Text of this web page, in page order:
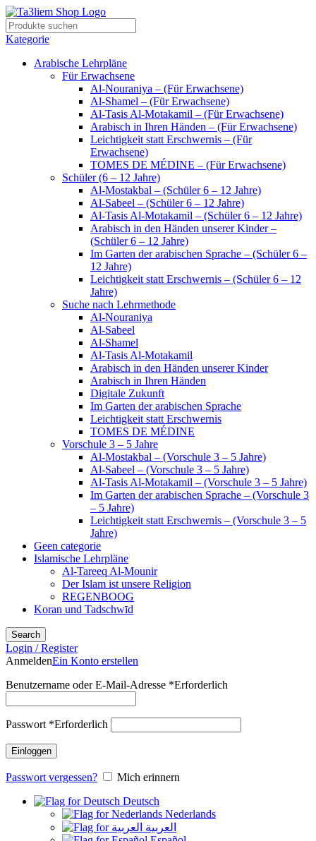
Kategorie
Arabische Lehrpläne
Für Erwachsene
Al-Nouraniya – (Für Erwachsene)
Al-Shamel – (Für Erwachsene)
Al-Tasis Al-Motakamil – (Für Erwachsene)
Arabisch in Ihren Händen – (Für Erwachsene)
Leichtigkeit statt Erschwernis – (Für
Erwachsene)
TOMES DE MÉDINE – (Für Erwachsene)
Schüler (6 – 12 Jahre)
Al-Mostakbal – (Schüler 6 – 12 Jahre)
Al-Sabeel – (Schüler 6 – 12 Jahre)
Al-Tasis Al-Motakamil – (Schüler 6 – 12 Jahre)
Arabisch in den Händen unserer Kinder –
(Schüler 6 – 12 Jahre)
Im Garten der arabischen Sprache – (Schüler 6 –
12 Jahre)
Leichtigkeit statt Erschwernis – (Schüler 6 – 12
Jahre)
Suche nach Lehrmethode
Al-Nouraniya
Al-Sabeel
Al-Shamel
Al-Tasis Al-Motakamil
Arabisch in den Händen unserer Kinder
Arabisch in Ihren Händen
Digitale Zukunft
Im Garten der arabischen Sprache
Leichtigkeit statt Erschwernis
TOMES DE MÉDINE
Vorschule 3 – 5 Jahre
Al-Mostakbal – (Vorschule 3 – 5 Jahre)
Al-Sabeel – (Vorschule 3 – 5 Jahre)
Al-Tasis Al-Motakamil – (Vorschule 3 – 5 Jahre)
Im Garten der arabischen Sprache – (Vorschule 3
– 5 Jahre)
Leichtigkeit statt Erschwernis – (Vorschule 3 – 5
Jahre)
Geen categorie
Islamische Lehrpläne
Al-Tareeq Al-Mounir
Der Islam ist unsere Religion
REGENBOOG
Koran und Tadschwīd
Search
Login / Register
AnmeldenEin Konto erstellen
Benutzername oder E-Mail-Adresse *Erforderlich
Passwort *Erforderlich
Einloggen
Passwort vergessen?
Mich erinnern
Deutsch
Nederlands
العربية